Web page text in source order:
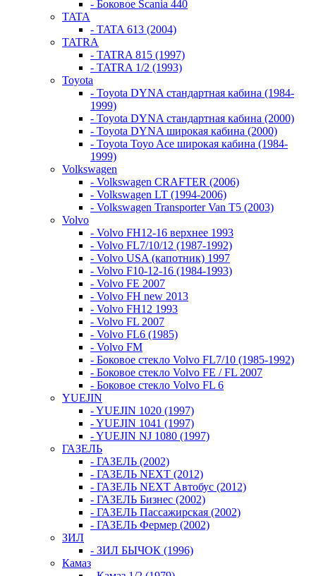
- Боковое Scania 440
TATA
- TATA 613 (2004)
TATRA
- TATRA 815 (1997)
- TATRA 1/2 (1993)
Toyota
- Toyota DYNA стандартная кабина (1984-
1999)
- Toyota DYNA стандартная кабина (2000)
- Toyota DYNA широкая кабина (2000)
- Toyota Toyo Ace широкая кабина (1984-
1999)
Volkswagen
- Volkswagen CRAFTER (2006)
- Volkswagen LT (1994-2006)
- Volkswagen Transporter Van T5 (2003)
Volvo
- Volvo FH12-16 верхнее 1993
- Volvo FL7/10/12 (1987-1992)
- Volvo USA (капотник) 1997
- Volvo F10-12-16 (1984-1993)
- Volvo FE 2007
- Volvo FH new 2013
- Volvo FH12 1993
- Volvo FL 2007
- Volvo FL6 (1985)
- Volvo FM
- Боковое стекло Volvo FL7/10 (1985-1992)
- Боковое стекло Volvo FE / FL 2007
- Боковое стекло Volvo FL 6
YUEJIN
- YUEJIN 1020 (1997)
- YUEJIN 1041 (1997)
- YUEJIN NJ 1080 (1997)
ГАЗЕЛЬ
- ГАЗЕЛЬ (2002)
- ГАЗЕЛЬ NEXT (2012)
- ГАЗЕЛЬ NEXT Автобус (2012)
- ГАЗЕЛЬ Бизнес (2002)
- ГАЗЕЛЬ Пассажирская (2002)
- ГАЗЕЛЬ Фермер (2002)
ЗИЛ
- ЗИЛ БЫЧОК (1996)
Камаз